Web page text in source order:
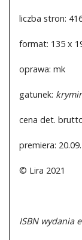
liczba stron:
format: 135 x
oprawa: mk
gatunek:
cena det.
premiera:
© Lira 2021
ISBN wydania